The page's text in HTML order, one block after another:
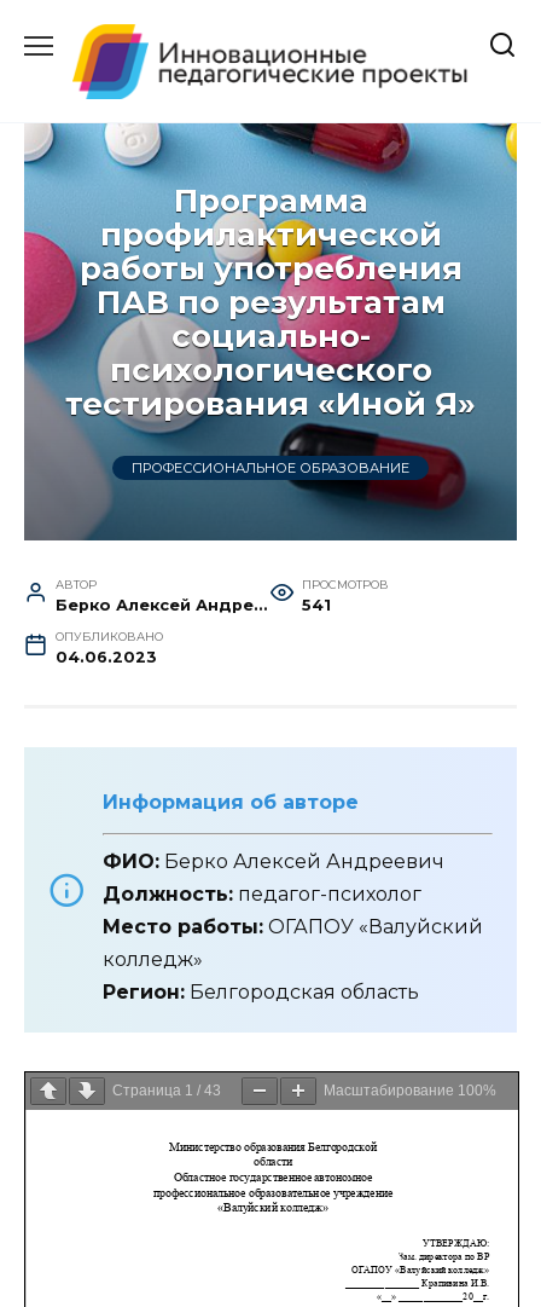
содержанию
Программа
профилактической
работы употребления
ПАВ по результатам
социально-
психологического
тестирования «Иной Я»
ПРОФЕССИОНАЛЬНОЕ ОБРАЗОВАНИЕ
АВТОР
Берко Алексей Андреевич
ПРОСМОТРОВ
541
ОПУБЛИКОВАНО
04.06.2023
Информация об авторе
ФИО: Берко Алексей Андреевич
Должность: педагог-психолог
Место работы: ОГАПОУ «Валуйский
колледж»
Регион: Белгородская область
Страница 1 / 43 Масштабирование 100%